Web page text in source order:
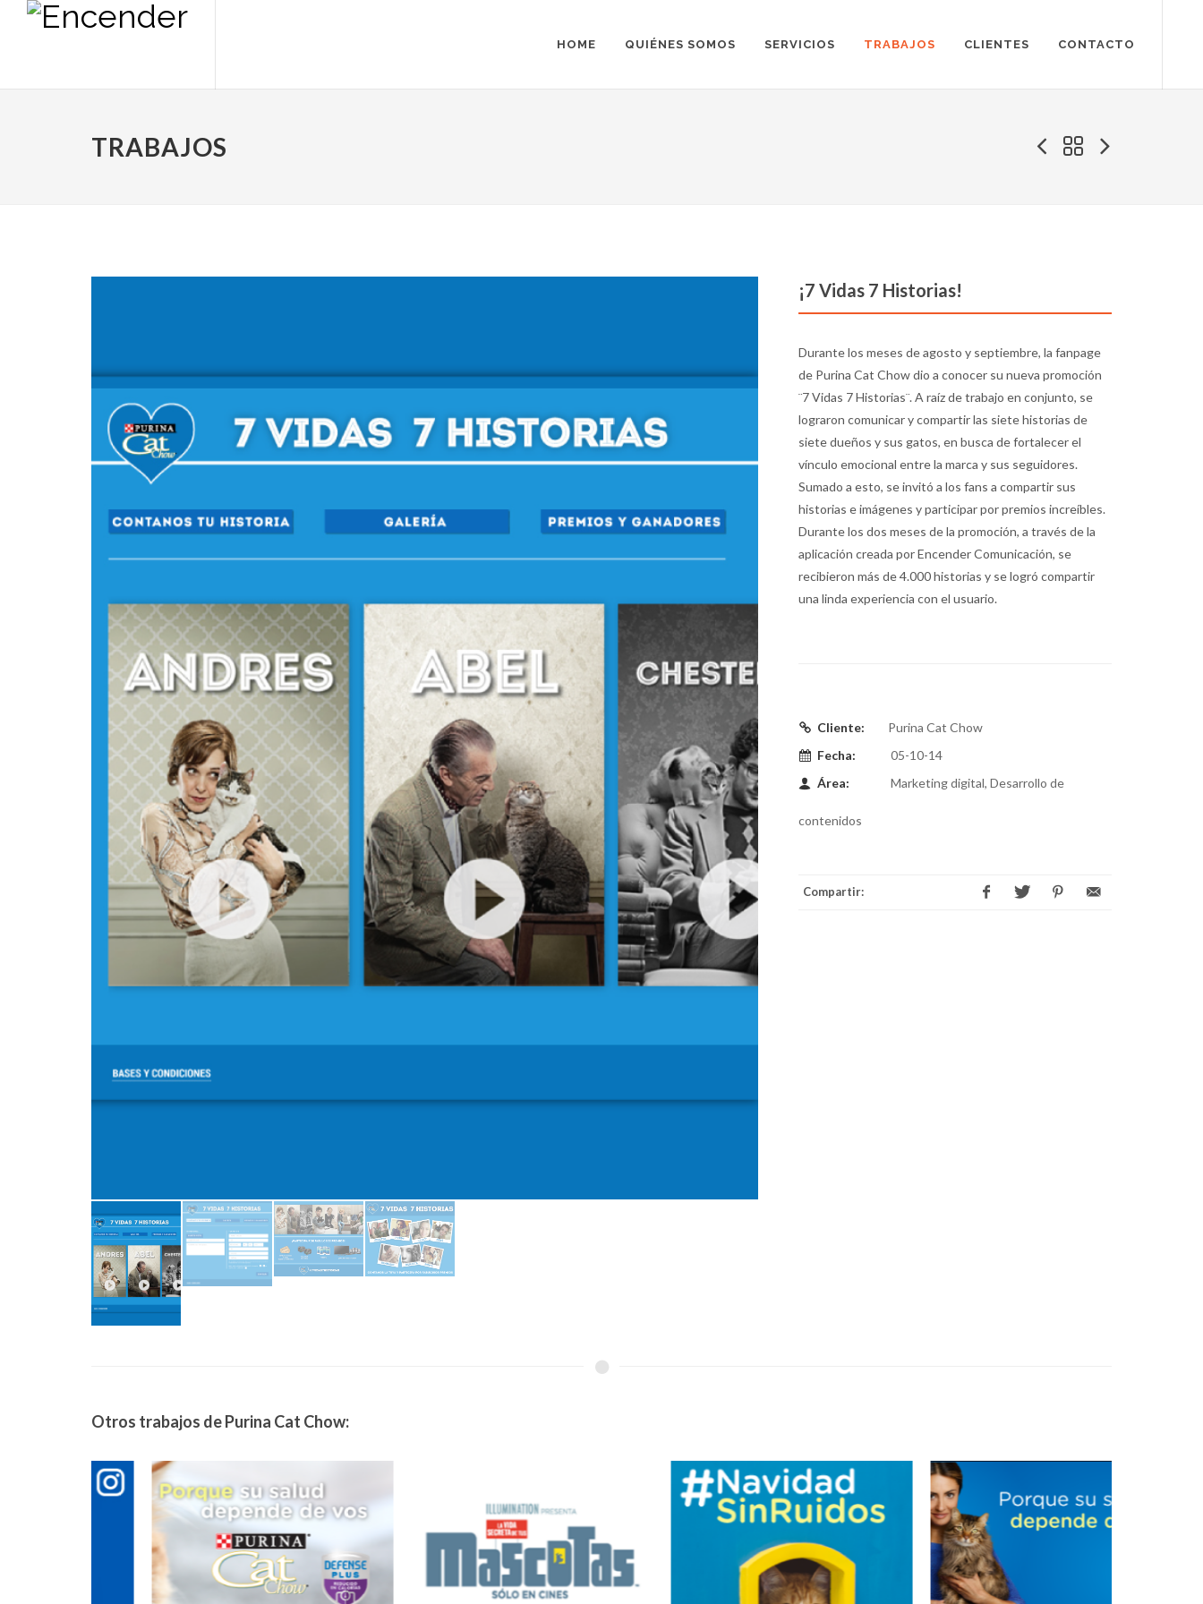
HOME QUIÉNES SOMOS SERVICIOS TRABAJOS CLIENTES CONTACTO
TRABAJOS
¡7 Vidas 7 Historias!
Durante los meses de agosto y septiembre, la fanpage
de Purina Cat Chow dio a conocer su nueva promoción
¨7 Vidas 7 Historias¨. A raíz de trabajo en conjunto, se
lograron comunicar y compartir las siete historias de
siete dueños y sus gatos, en busca de fortalecer el
vínculo emocional entre la marca y sus seguidores.
Sumado a esto, se invitó a los fans a compartir sus
historias e imágenes y participar por premios increíbles.
Durante los dos meses de la promoción, a través de la
aplicación creada por Encender Comunicación, se
recibieron más de 4.000 historias y se logró compartir
una linda experiencia con el usuario.
Cliente:
Purina Cat Chow
Fecha:
05-10-14
Área:
Marketing digital, Desarrollo de
contenidos
Compartir:
Otros trabajos de Purina Cat Chow: